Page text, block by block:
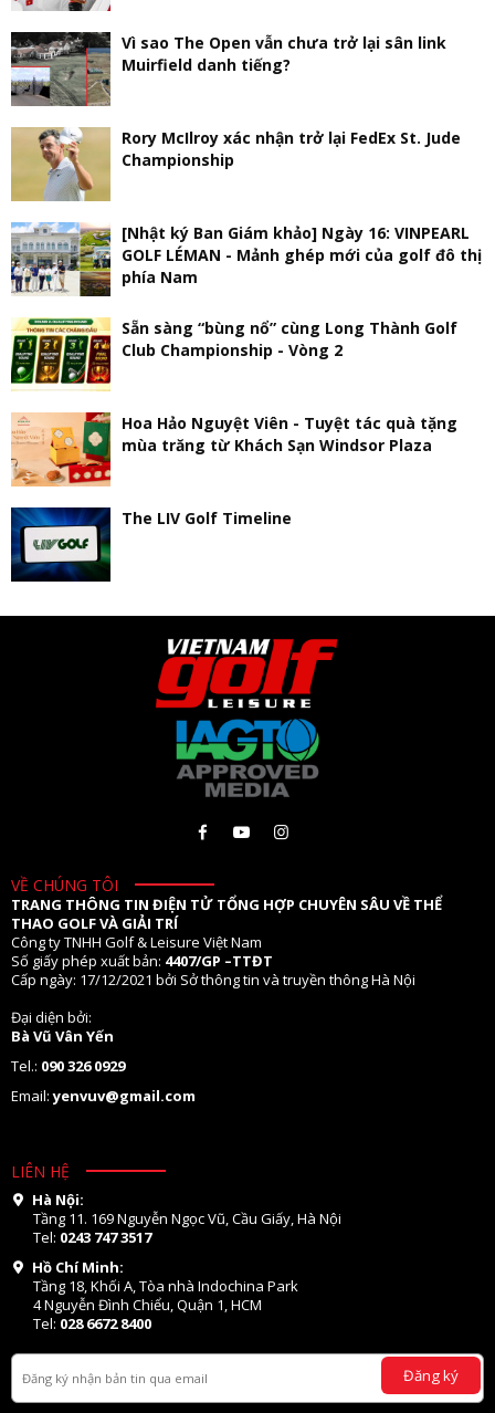
Vì sao The Open vẫn chưa trở lại sân link
Muirfield danh tiếng?
Rory McIlroy xác nhận trở lại FedEx St. Jude
Championship
[Nhật ký Ban Giám khảo] Ngày 16: VINPEARL
GOLF LÉMAN - Mảnh ghép mới của golf đô thị
phía Nam
Sẵn sàng “bùng nổ” cùng Long Thành Golf
Club Championship - Vòng 2
Hoa Hảo Nguyệt Viên - Tuyệt tác quà tặng
mùa trăng từ Khách Sạn Windsor Plaza
The LIV Golf Timeline
VỀ CHÚNG TÔI
TRANG THÔNG TIN ĐIỆN TỬ TỔNG HỢP CHUYÊN SÂU VỀ THỂ
THAO GOLF VÀ GIẢI TRÍ
Công ty TNHH Golf & Leisure Việt Nam
Số giấy phép xuất bản: 4407/GP –TTĐT
Cấp ngày: 17/12/2021 bởi Sở thông tin và truyền thông Hà Nội
Đại diện bởi:
Bà Vũ Vân Yến
Tel.: 090 326 0929
Email:yenvuv@gmail.com
LIÊN HỆ
Hà Nội:
Tầng 11. 169 Nguyễn Ngọc Vũ, Cầu Giấy, Hà Nội
Tel: 0243 747 3517
Hồ Chí Minh:
Tầng 18, Khối A, Tòa nhà Indochina Park
4 Nguyễn Đình Chiểu, Quận 1, HCM
Tel: 028 6672 8400
Đăng ký